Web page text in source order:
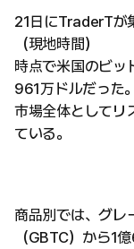
21日にTraderTが
（現地時間）
時点で米国のビッ
961万ドルだった
市場全体としてリ
ている。
商品別では、グレ
（GBTC）から1